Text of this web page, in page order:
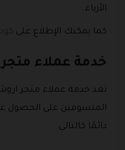
الأزياء.
كما يمكنك الإطلاع على
خدمة عملاء
تعد خدمة عملاء متجر
المتسوقين على الحصول
دائمًا كالتالي: